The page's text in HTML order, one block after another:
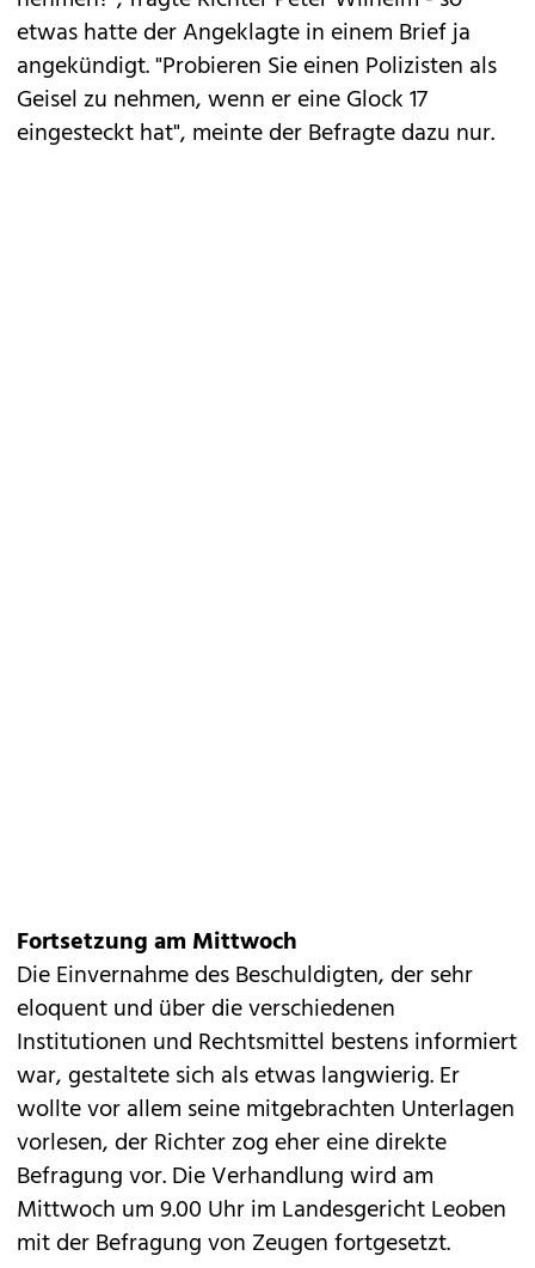
etwas hatte der Angeklagte in einem Brief ja
angekündigt. "Probieren Sie einen Polizisten als
Geisel zu nehmen, wenn er eine Glock 17
eingesteckt hat", meinte der Befragte dazu nur.
Fortsetzung am Mittwoch
Die Einvernahme des Beschuldigten, der sehr
eloquent und über die verschiedenen
Institutionen und Rechtsmittel bestens informiert
war, gestaltete sich als etwas langwierig. Er
wollte vor allem seine mitgebrachten Unterlagen
vorlesen, der Richter zog eher eine direkte
Befragung vor. Die Verhandlung wird am
Mittwoch um 9.00 Uhr im Landesgericht Leoben
mit der Befragung von Zeugen fortgesetzt.